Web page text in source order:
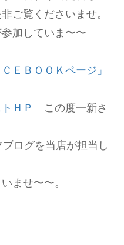
ご覧くださいませ。
加していま〜〜
ＥＢＯＯＫページ」
ＨＰ
この度一新さ
ログを当店が担当し
ませ〜〜。